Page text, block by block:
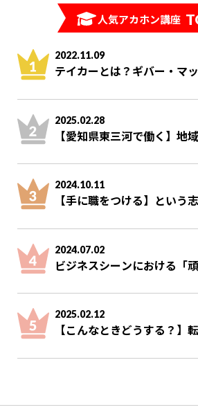
人気アカホン講座
2022.11.09
テイカーとは？ギバー・マ
2025.02.28
【愛知県東三河で働く】地
2024.10.11
【手に職をつける】という
2024.07.02
ビジネスシーンにおける「
2025.02.12
【こんなときどうする？】